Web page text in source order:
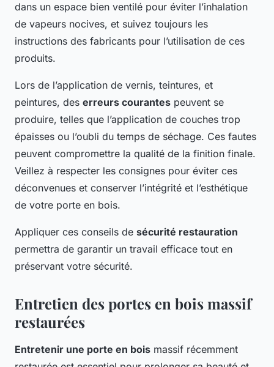
dans un espace bien ventilé pour éviter l’inhalation
de vapeurs nocives, et suivez toujours les
instructions des fabricants pour l’utilisation de ces
produits.
Lors de l’application de vernis, teintures, et
peintures, des erreurs courantes peuvent se
produire, telles que l’application de couches trop
épaisses ou l’oubli du temps de séchage. Ces fautes
peuvent compromettre la qualité de la finition finale.
Veillez à respecter les consignes pour éviter ces
déconvenues et conserver l’intégrité et l’esthétique
de votre porte en bois.
Appliquer ces conseils de sécurité restauration
permettra de garantir un travail efficace tout en
préservant votre sécurité.
Entretien des portes en bois massif
restaurées
Entretenir une porte en bois massif récemment